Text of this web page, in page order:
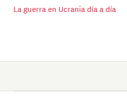
La guerra en Ucrania día a día